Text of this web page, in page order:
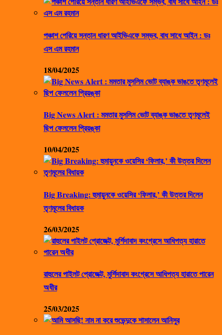
পঞ্চাশ পেরিয়ে সন্তান ধারণ আইভিএফে সম্ভব, বাধ সাধে আইন : ডঃ
এস এম রহমান
18/04/2025
Big News Alert : মমতার মুসলিম ভোট ব্যাঙ্ক ভাঙতে তৃণমূলেই
ছিপ ফেললেন প্রিয়ঙ্কা
10/04/2025
Big Breaking: হুমায়ুনকে ওয়েসির ‘ফিলার,’ কী উত্তর দিলেন
তৃণমূলের বিধায়ক
26/03/2025
রাহুলের পাইলট প্রোজেক্ট, মুর্শিদাবাদ কংগ্রেসে আধিপত্য হারাতে পারেন
অধীর
25/03/2025